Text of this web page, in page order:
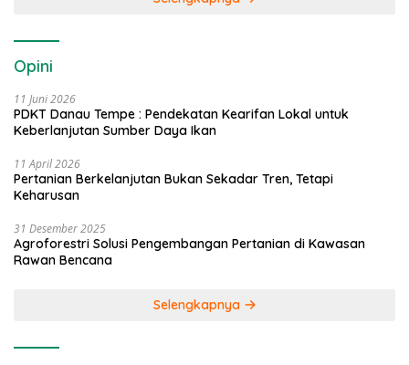
Opini
11 Juni 2026
PDKT Danau Tempe : Pendekatan Kearifan Lokal untuk
Keberlanjutan Sumber Daya Ikan
11 April 2026
Pertanian Berkelanjutan Bukan Sekadar Tren, Tetapi
Keharusan
31 Desember 2025
Agroforestri Solusi Pengembangan Pertanian di Kawasan
Rawan Bencana
Selengkapnya